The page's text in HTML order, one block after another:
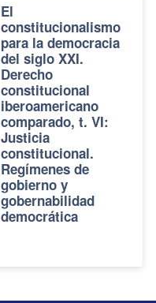
El
constitucionalismo
para la democracia
del siglo XXI.
Derecho
constitucional
iberoamericano
comparado, t. VI:
Justicia
constitucional.
Regímenes de
gobierno y
gobernabilidad
democrática